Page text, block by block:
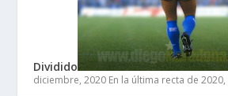
Dividido
diciembre, 2020 En la última recta de